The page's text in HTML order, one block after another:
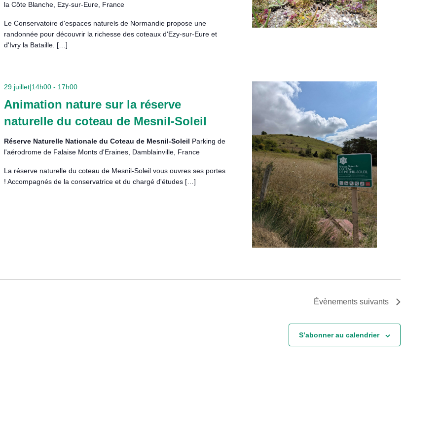
la Côte Blanche, Ezy-sur-Eure, France
Le Conservatoire d'espaces naturels de Normandie propose une
randonnée pour découvrir la richesse des coteaux d'Ezy-sur-Eure et
d'Ivry la Bataille. […]
Animation nature sur la réserve
naturelle du coteau de Mesnil-Soleil
29 juillet|14h00 - 17h00
Réserve Naturelle Nationale du Coteau de Mesnil-Soleil Parking de
l'aérodrome de Falaise Monts d'Eraines, Damblainville, France
La réserve naturelle du coteau de Mesnil-Soleil vous ouvres ses portes
! Accompagnés de la conservatrice et du chargé d'études […]
Évènements suivants
S’abonner au calendrier